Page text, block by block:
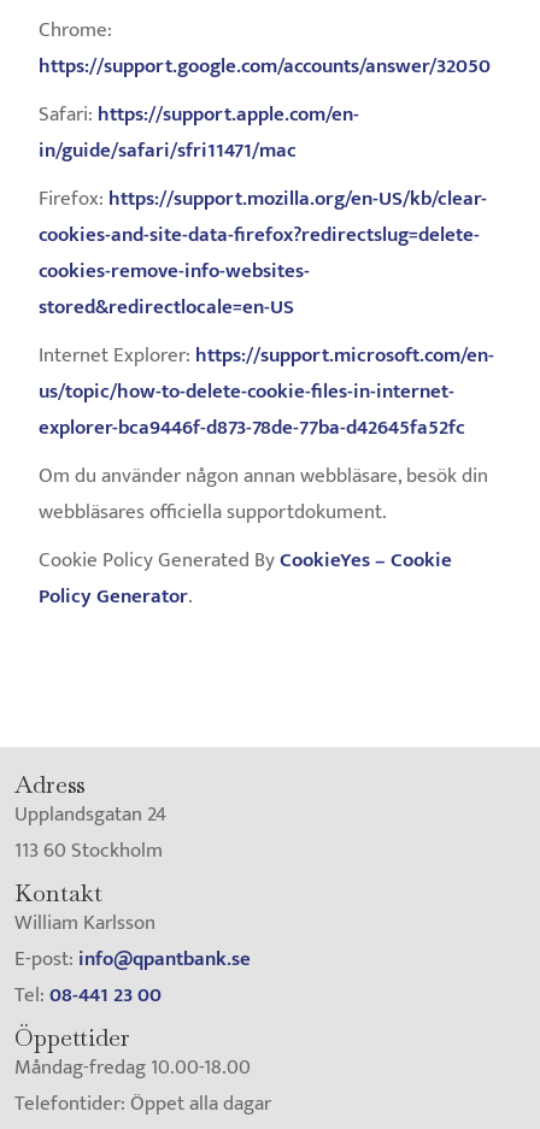
Chrome:
https://support.google.com/accounts/answer/32050
Safari: https://support.apple.com/en-
in/guide/safari/sfri11471/mac
Firefox: https://support.mozilla.org/en-US/kb/clear-
cookies-and-site-data-firefox?redirectslug=delete-
cookies-remove-info-websites-
stored&redirectlocale=en-US
Internet Explorer: https://support.microsoft.com/en-
us/topic/how-to-delete-cookie-files-in-internet-
explorer-bca9446f-d873-78de-77ba-d42645fa52fc
Om du använder någon annan webbläsare, besök din
webbläsares officiella supportdokument.
Cookie Policy Generated ByCookieYes – Cookie
Policy Generator.
Adress
Upplandsgatan 24
113 60 Stockholm
Kontakt
William Karlsson
E-post: info@qpantbank.se
Tel:08-441 23 00
Öppettider
Måndag-fredag 10.00-18.00
Telefontider: Öppet alla dagar